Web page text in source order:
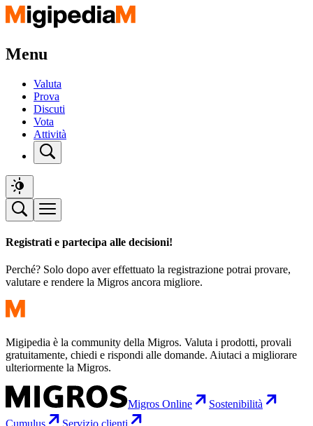
Menu
Valuta
Prova
Discuti
Vota
Attività
Registrati e partecipa alle decisioni!
Perché? Solo dopo aver effettuato la registrazione potrai provare,
valutare e rendere la Migros ancora migliore.
Migipedia è la community della Migros. Valuta i prodotti, provali
gratuitamente, chiedi e rispondi alle domande. Aiutaci a migliorare
ulteriormente la Migros.
Migros Online
Sostenibilità